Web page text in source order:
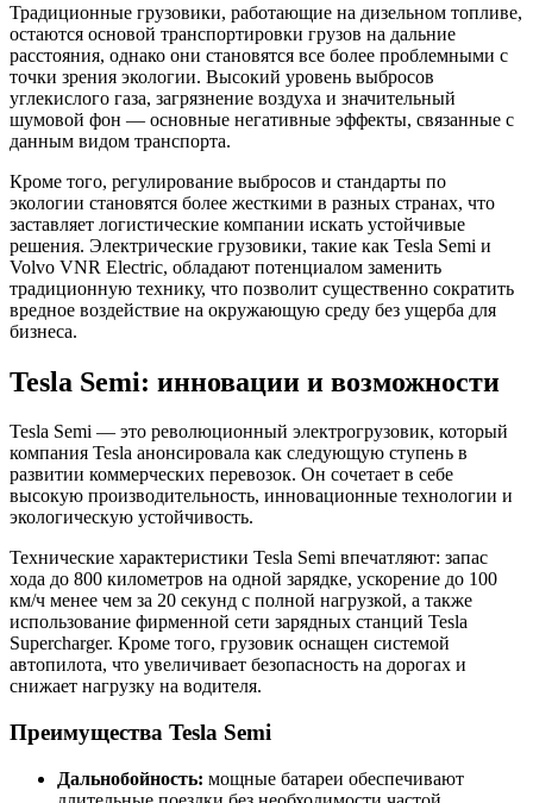
Традиционные грузовики, работающие на дизельном топливе,
остаются основой транспортировки грузов на дальние
расстояния, однако они становятся все более проблемными с
точки зрения экологии. Высокий уровень выбросов
углекислого газа, загрязнение воздуха и значительный
шумовой фон — основные негативные эффекты, связанные с
данным видом транспорта.
Кроме того, регулирование выбросов и стандарты по
экологии становятся более жесткими в разных странах, что
заставляет логистические компании искать устойчивые
решения. Электрические грузовики, такие как Tesla Semi и
Volvo VNR Electric, обладают потенциалом заменить
традиционную технику, что позволит существенно сократить
вредное воздействие на окружающую среду без ущерба для
бизнеса.
Tesla Semi: инновации и возможности
Tesla Semi — это революционный электрогрузовик, который
компания Tesla анонсировала как следующую ступень в
развитии коммерческих перевозок. Он сочетает в себе
высокую производительность, инновационные технологии и
экологическую устойчивость.
Технические характеристики Tesla Semi впечатляют: запас
хода до 800 километров на одной зарядке, ускорение до 100
км/ч менее чем за 20 секунд с полной нагрузкой, а также
использование фирменной сети зарядных станций Tesla
Supercharger. Кроме того, грузовик оснащен системой
автопилота, что увеличивает безопасность на дорогах и
снижает нагрузку на водителя.
Преимущества Tesla Semi
Дальнобойность: мощные батареи обеспечивают